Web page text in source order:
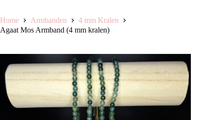
Home Armbanden
4 mm Kralen
Agaat Mos Armband (4 mm kralen)